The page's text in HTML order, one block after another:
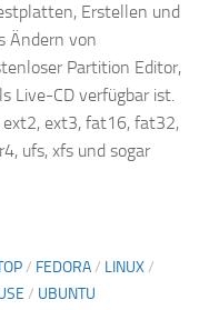
Erstellen und
Ändern von
Partition Editor,
Live-CD verfügbar ist.
ext3, fat16, fat32,
ufs, xfs und sogar
/ FEDORA/ LINUX/
/ UBUNTU